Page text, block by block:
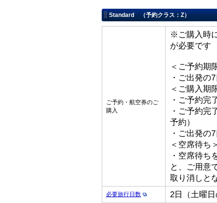
Standard （予約クラス：Z）
ご予約・航空券のご
購入
※ご購入時
が必要です
＜ご予約期
・ご出発の
＜ご購入期
・ご予約完
・ご予約完
予約）
・ご出発の
＜空席待ち
・空席待ち
と、ご用意
取り消しと
必要旅行日数 2日（土曜